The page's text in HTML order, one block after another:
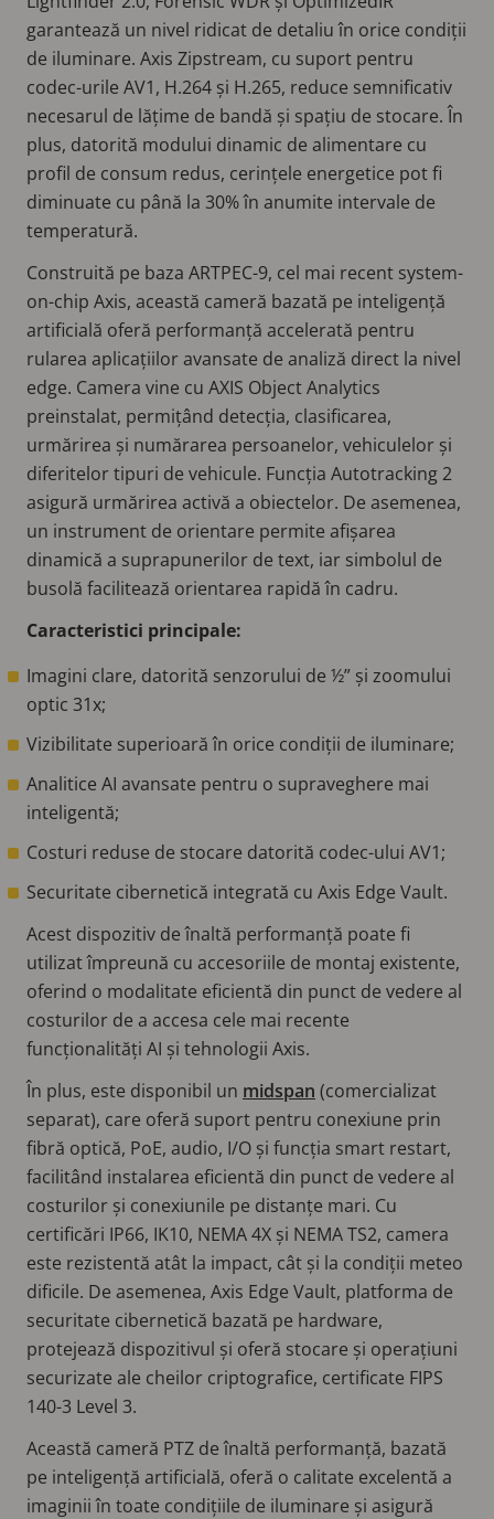
garantează un nivel ridicat de detaliu în orice condiții
de iluminare. Axis Zipstream, cu suport pentru
codec-urile AV1, H.264 și H.265, reduce semnificativ
necesarul de lățime de bandă și spațiu de stocare. În
plus, datorită modului dinamic de alimentare cu
profil de consum redus, cerințele energetice pot fi
diminuate cu până la 30% în anumite intervale de
temperatură.
Construită pe baza ARTPEC-9, cel mai recent system-
on-chip Axis, această cameră bazată pe inteligență
artificială oferă performanță accelerată pentru
rularea aplicațiilor avansate de analiză direct la nivel
edge. Camera vine cu AXIS Object Analytics
preinstalat, permițând detecția, clasificarea,
urmărirea și numărarea persoanelor, vehiculelor și
diferitelor tipuri de vehicule. Funcția Autotracking 2
asigură urmărirea activă a obiectelor. De asemenea,
un instrument de orientare permite afișarea
dinamică a suprapunerilor de text, iar simbolul de
busolă facilitează orientarea rapidă în cadru.
Caracteristici principale:
Imagini clare, datorită senzorului de ½” și zoomului
optic 31x;
Vizibilitate superioară în orice condiții de iluminare;
Analitice AI avansate pentru o supraveghere mai
inteligentă;
Costuri reduse de stocare datorită codec-ului AV1;
Securitate cibernetică integrată cu Axis Edge Vault.
Acest dispozitiv de înaltă performanță poate fi
utilizat împreună cu accesoriile de montaj existente,
oferind o modalitate eficientă din punct de vedere al
costurilor de a accesa cele mai recente
funcționalități AI și tehnologii Axis.
În plus, este disponibil un midspan (comercializat
separat), care oferă suport pentru conexiune prin
fibră optică, PoE, audio, I/O și funcția smart restart,
facilitând instalarea eficientă din punct de vedere al
costurilor și conexiunile pe distanțe mari. Cu
certificări IP66, IK10, NEMA 4X și NEMA TS2, camera
este rezistentă atât la impact, cât și la condiții meteo
dificile. De asemenea, Axis Edge Vault, platforma de
securitate cibernetică bazată pe hardware,
protejează dispozitivul și oferă stocare și operațiuni
securizate ale cheilor criptografice, certificate FIPS
140-3 Level 3.
Această cameră PTZ de înaltă performanță, bazată
pe inteligență artificială, oferă o calitate excelentă a
imaginii în toate condițiile de iluminare și asigură